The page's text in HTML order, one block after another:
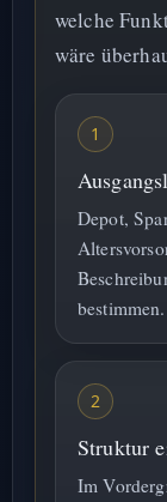
welche
wäre
1
Depot,
bestimmen.
2
Struktur
Im